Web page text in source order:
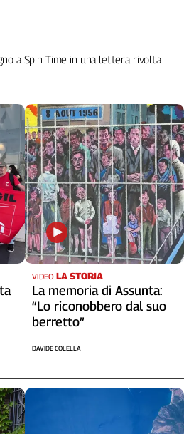
a Spin Time in una lettera rivolta
VIDEO LA STORIA
La memoria di Assunta:
“Lo riconobbero dal suo
berretto”
DAVIDE COLELLA